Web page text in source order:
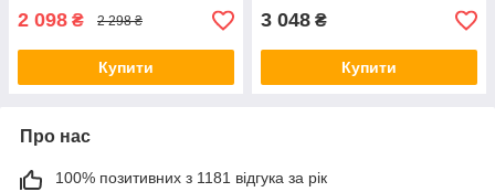
2 098 ₴ 2 298 ₴
Купити
3 048 ₴
Купити
Про нас
100% позитивних з 1181 відгука за рік